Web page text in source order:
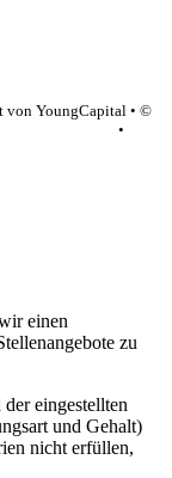
von YoungCapital • ©
•
einen
zu
eingestellten
und Gehalt)
nicht erfüllen,